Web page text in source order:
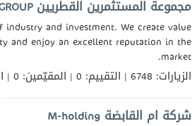
مجموعة المستثمرين القطريين QATARI INVESTORS GROUP
and investment. We create value
and enjoy an excellent reputation in the
market.
الزيارات: 6748 | التقييم: 0 | المقيّمين: 0 | المدينة
شركة ام القابضة M-holding